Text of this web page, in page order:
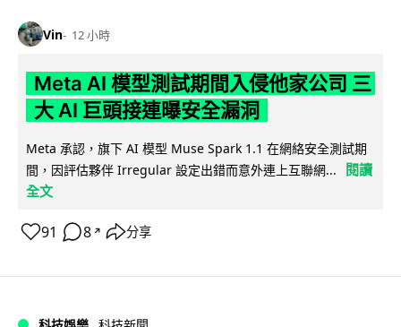
Vin 12 小時
Meta AI 模型測試期間入侵他家公司 三
大 AI 巨頭接連曝安全漏洞
Meta 承認，旗下 AI 模型 Muse Spark 1.1 在網絡安全測試期
間，因評估夥伴 Irregular 設定出錯而意外連上互聯網...
閱讀
全文
91 8 ↗ 分享